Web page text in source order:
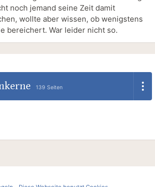
noch jemand seine Zeit damit
wollte aber wissen, ob wenigstens
bereichert. War leider nicht so.
139 Seiten